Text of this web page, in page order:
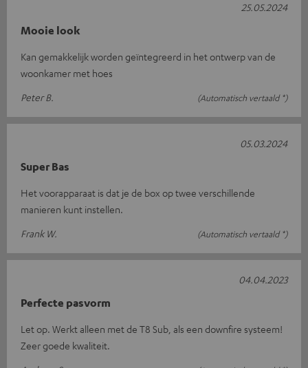
Mooie look
Kan gemakkelijk worden geïntegreerd in het ontwerp van de
woonkamer met hoes
Peter B.
(Automatisch vertaald *)
25.05.2024
Super Bas
Het voorapparaat is dat je de box op twee verschillende
manieren kunt instellen.
Frank W.
(Automatisch vertaald *)
05.03.2024
Perfecte pasvorm
Let op. Werkt alleen met de T8 Sub, als een downfire systeem!
Zeer goede kwaliteit.
04.04.2023